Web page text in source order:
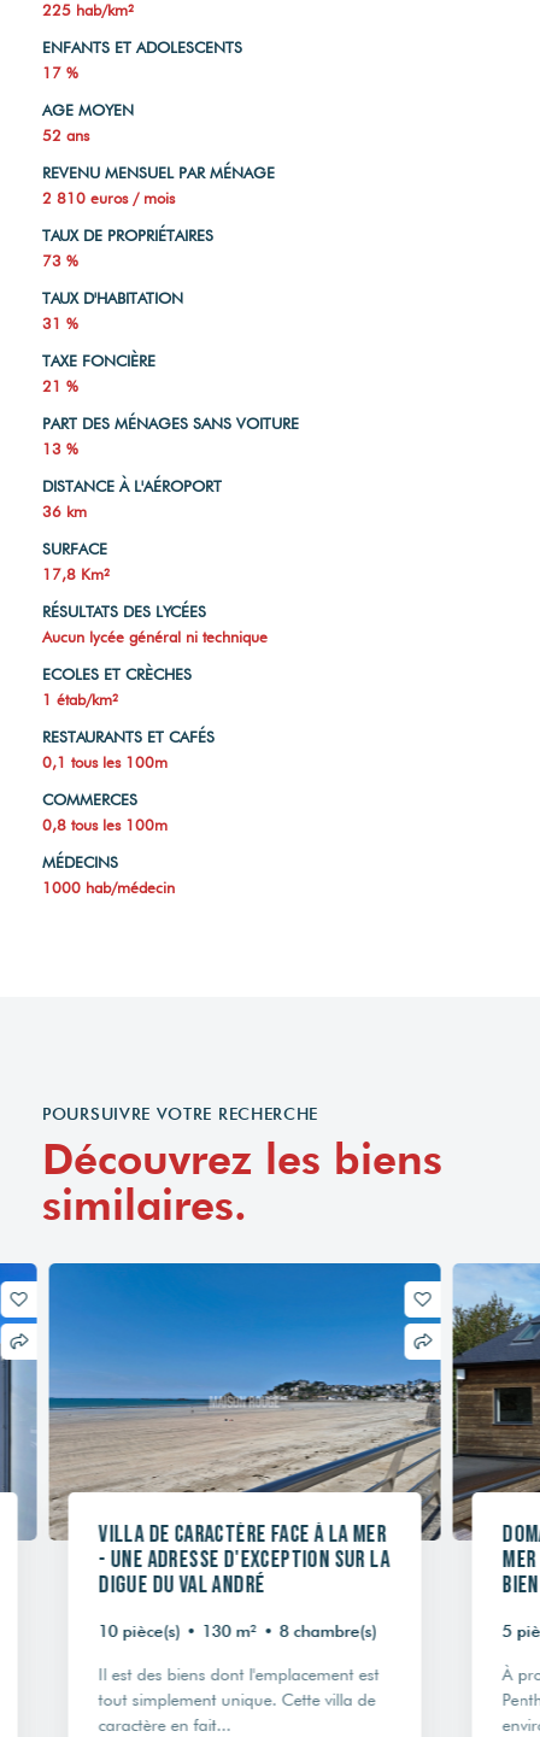
225 hab/km²
ENFANTS ET ADOLESCENTS
17 %
AGE MOYEN
52 ans
REVENU MENSUEL PAR MÉNAGE
2 810 euros / mois
TAUX DE PROPRIÉTAIRES
73 %
TAUX D'HABITATION
31 %
TAXE FONCIÈRE
21 %
PART DES MÉNAGES SANS VOITURE
13 %
DISTANCE À L'AÉROPORT
36 km
SURFACE
17,8 Km²
RÉSULTATS DES LYCÉES
Aucun lycée général ni technique
ECOLES ET CRÈCHES
1 étab/km²
RESTAURANTS ET CAFÉS
0,1 tous les 100m
COMMERCES
0,8 tous les 100m
MÉDECINS
1000 hab/médecin
POURSUIVRE VOTRE RECHERCHE
Découvrez les biens
similaires.
Villa de caractère face à la mer
- Une adresse d'exception sur la
digue du Val André
10 pièce(s) • 130 m² • 8 chambre(s)
Il est des biens dont l'emplacement est
tout simplement unique. Cette villa de
caractère en fait...
5
À